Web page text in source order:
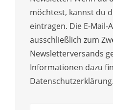
möchtest, kannst du
eintragen. Die E-Mail-
ausschließlich zum
Newsletterversands
Informationen dazu
Datenschutzerklärung.